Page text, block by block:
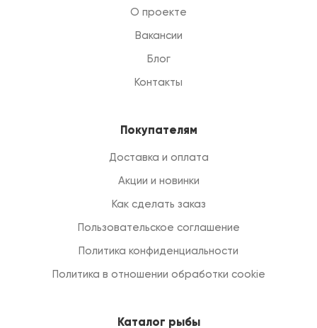
О проекте
Вакансии
Блог
Контакты
Покупателям
Доставка и оплата
Акции и новинки
Как сделать заказ
Пользовательское соглашение
Политика конфиденциальности
Политика в отношении обработки cookie
Каталог рыбы